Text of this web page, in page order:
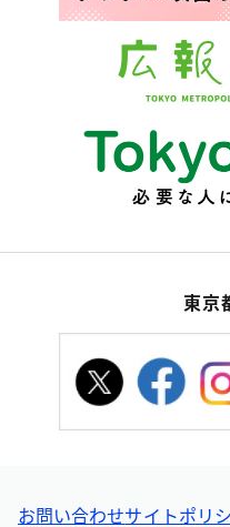
東京
お問い合わせサイトポリ